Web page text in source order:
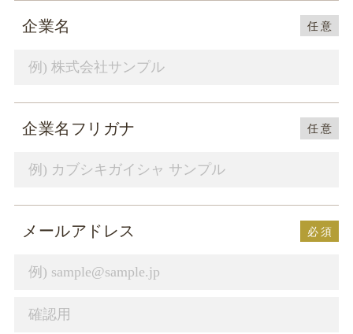
企業名 任意
企業名フリガナ 任意
メールアドレス 必須